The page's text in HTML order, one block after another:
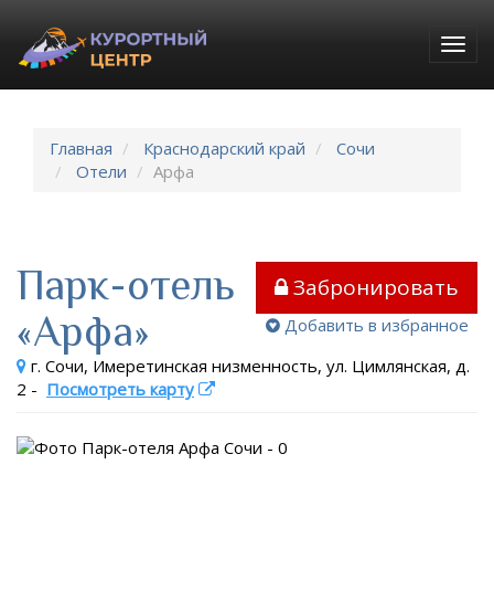
Главная Краснодарский край
Сочи
Отели
Арфа
Забронировать
Добавить в избранное
Парк-отель
«Арфа»
г. Сочи, Имеретинская низменность, ул. Цимлянская, д.
2 - Посмотреть карту